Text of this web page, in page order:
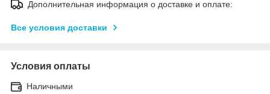
Дополнительная информация о доставке и оплате:
Все условия доставки
Условия оплаты
Наличными